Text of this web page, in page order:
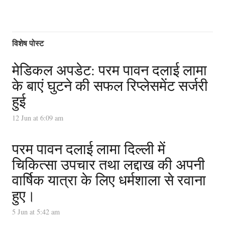
विशेष पोस्ट
मेडिकल अपडेट: परम पावन दलाई लामा
के बाएं घुटने की सफल रिप्लेसमेंट सर्जरी
हुई
12 Jun at 6:09 am
परम पावन दलाई लामा दिल्ली में
चिकित्सा उपचार तथा लद्दाख की अपनी
वार्षिक यात्रा के लिए धर्मशाला से रवाना
हुए।
5 Jun at 5:42 am